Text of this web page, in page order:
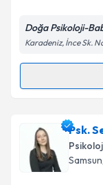
Kişisel
Doğa Psikoloji-
Karadeniz, İnce Sk.
Randevu
Uzm. Psk.
oluşturun.
takvim
Psk.
Samsun